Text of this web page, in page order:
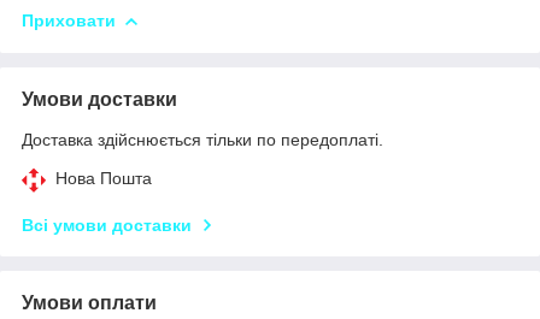
Приховати
Умови доставки
Доставка здійснюється тільки по передоплаті.
Нова Пошта
Всі умови доставки
Умови оплати